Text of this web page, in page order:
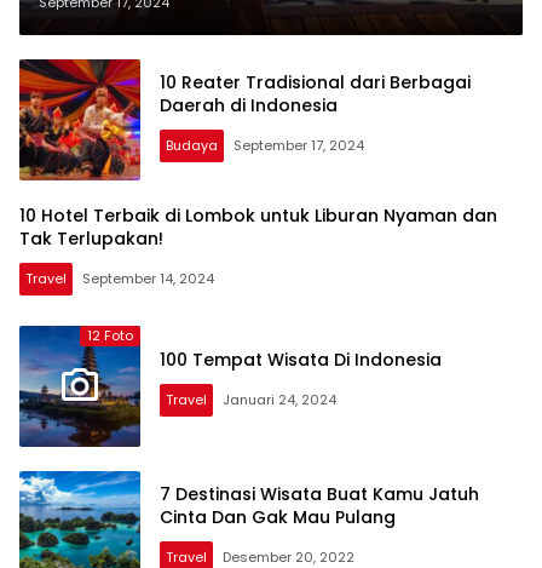
10 Reater Tradisional dari Berbagai
Daerah di Indonesia
Budaya September 17, 2024
10 Hotel Terbaik di Lombok untuk Liburan Nyaman dan
Tak Terlupakan!
Travel September 14, 2024
12 Foto
100 Tempat Wisata Di Indonesia
Travel Januari 24, 2024
7 Destinasi Wisata Buat Kamu Jatuh
Cinta Dan Gak Mau Pulang
Travel Desember 20, 2022